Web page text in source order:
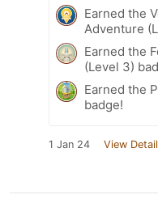
Earned the
Adventure
Earned the
(Level 3)
Earned the
badge!
1 Jan 24 View